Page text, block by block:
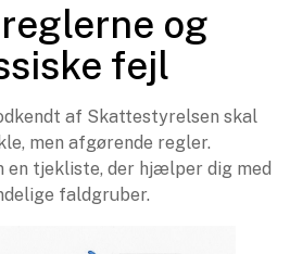
og
fejl
af Skattestyrelsen skal
men afgørende regler.
en tjekliste, der hjælper dig med
faldgruber.